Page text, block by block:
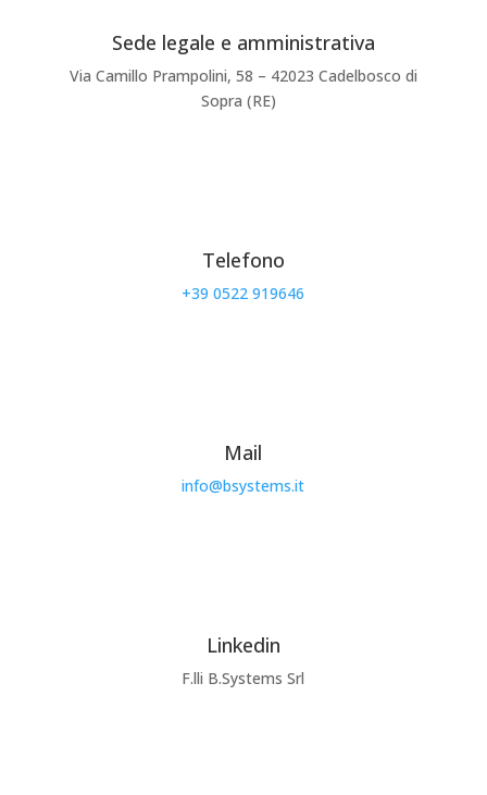
Sede legale e amministrativa
Via Camillo Prampolini, 58 – 42023 Cadelbosco di
Sopra (RE)
Telefono
+39 0522 919646
Mail
info@bsystems.it
Linkedin
F.lli B.Systems Srl